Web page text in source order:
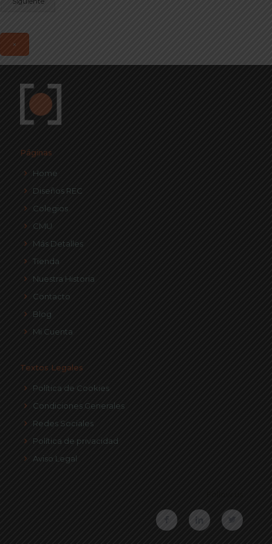
Páginas
Home
Diseños REC
Colegios
CMU
Más Detalles
Tienda
Nuestra Historia
Contacto
Blog
Mi Cuenta
Textos Legales
Política de Cookies
Condiciones Generales
Redes Sociales
Política de privacidad
Aviso Legal
×